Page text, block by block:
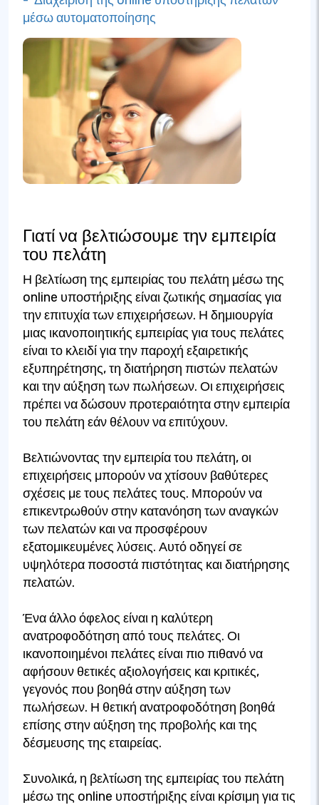
μέσω αυτοματοποίησης
Γιατί να βελτιώσουμε την εμπειρία
του πελάτη
Η βελτίωση της εμπειρίας του πελάτη μέσω της
online υποστήριξης είναι ζωτικής σημασίας για
την επιτυχία των επιχειρήσεων. Η δημιουργία
μιας ικανοποιητικής εμπειρίας για τους πελάτες
είναι το κλειδί για την παροχή εξαιρετικής
εξυπηρέτησης, τη διατήρηση πιστών πελατών
και την αύξηση των πωλήσεων. Οι επιχειρήσεις
πρέπει να δώσουν προτεραιότητα στην εμπειρία
του πελάτη εάν θέλουν να επιτύχουν.
Βελτιώνοντας την εμπειρία του πελάτη, οι
επιχειρήσεις μπορούν να χτίσουν βαθύτερες
σχέσεις με τους πελάτες τους. Μπορούν να
επικεντρωθούν στην κατανόηση των αναγκών
των πελατών και να προσφέρουν
εξατομικευμένες λύσεις. Αυτό οδηγεί σε
υψηλότερα ποσοστά πιστότητας και διατήρησης
πελατών.
Ένα άλλο όφελος είναι η καλύτερη
ανατροφοδότηση από τους πελάτες. Οι
ικανοποιημένοι πελάτες είναι πιο πιθανό να
αφήσουν θετικές αξιολογήσεις και κριτικές,
γεγονός που βοηθά στην αύξηση των
πωλήσεων. Η θετική ανατροφοδότηση βοηθά
επίσης στην αύξηση της προβολής και της
δέσμευσης της εταιρείας.
Συνολικά, η βελτίωση της εμπειρίας του πελάτη
μέσω της online υποστήριξης είναι κρίσιμη για τις